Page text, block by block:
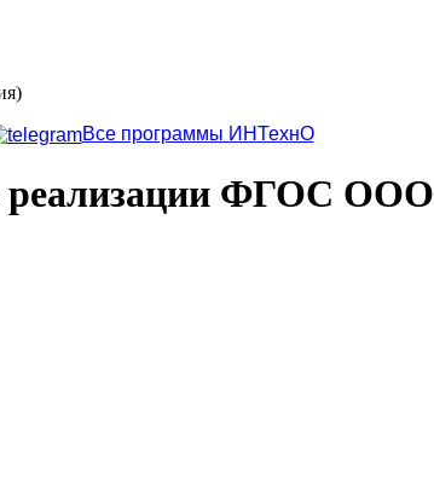
Все программы ИНТехнО
реализации ФГОС ООО